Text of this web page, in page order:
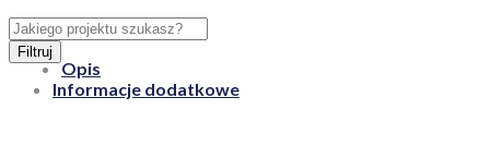
Filtruj
Opis
Informacje dodatkowe